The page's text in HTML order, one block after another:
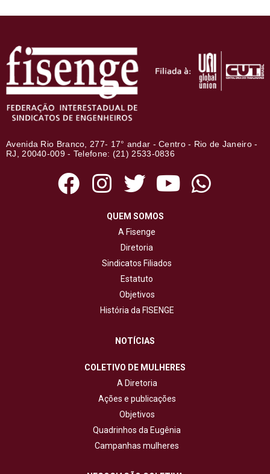
Avenida Rio Branco, 277- 17° andar - Centro - Rio de Janeiro -
RJ, 20040-009 - Telefone: (21) 2533-0836
QUEM SOMOS
A Fisenge
Diretoria
Sindicatos Filiados
Estatuto
Objetivos
História da FISENGE
NOTÍCIAS
COLETIVO DE MULHERES
A Diretoria
Ações e publicações
Objetivos
Quadrinhos da Eugênia
Campanhas mulheres